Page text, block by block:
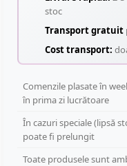
stoc
Transport gratuit
Cost transport:
Comenzile plasate în
în prima zi lucrătoare
În cazuri speciale (lipsă
poate fi prelungit
Toate produsele sunt